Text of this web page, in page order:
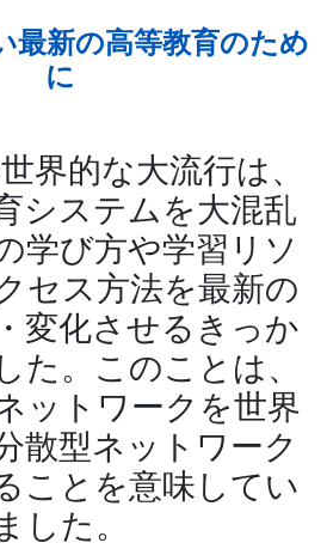
最新の高等教育のため
に
界的な大流行は、
システムを大混乱
学び方や学習リソ
セス方法を最新の
変化させるきっか
た。このことは、
ットワークを世界
散型ネットワーク
ことを意味してい
した。